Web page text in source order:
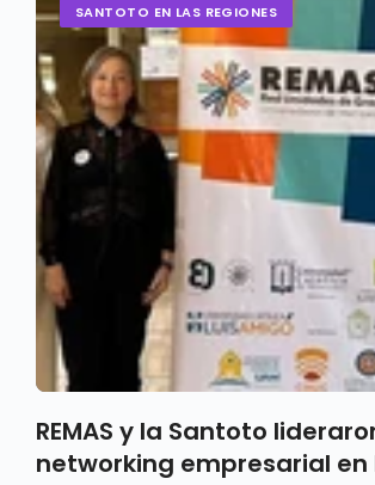
SANTOTO EN LAS REGIONES
REMAS y la Santoto
networking empresarial en